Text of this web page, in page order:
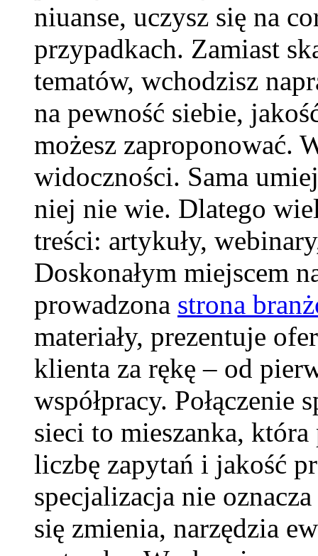
niuanse, uczysz się na
przypadkach. Zamiast
tematów, wchodzisz
na pewność siebie,
możesz zaproponować.
widoczności. Sama
niej nie wie. Dlatego
treści: artykuły,
Doskonałym miejscem
prowadzona strona
materiały, prezentuje
klienta za rękę – od
współpracy.
sieci to mieszanka,
liczbę zapytań i jakość
specjalizacja nie
się zmienia, narzędzia